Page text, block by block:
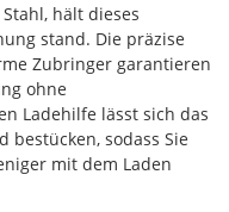
hält dieses
stand. Die präzise
Zubringer garantieren
ohne
Ladehilfe lässt sich das
bestücken, sodass Sie
mit dem Laden